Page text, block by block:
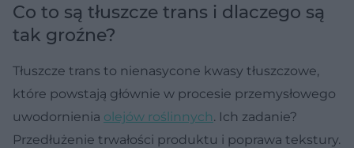
Co to są tłuszcze trans i dlaczego są
tak groźne?
Tłuszcze trans to nienasycone kwasy tłuszczowe,
które powstają głównie w procesie przemysłowego
uwodornienia olejów roślinnych. Ich zadanie?
Przedłużenie trwałości produktu i poprawa tekstury.